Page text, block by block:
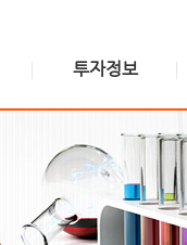
투자정보
공시정보